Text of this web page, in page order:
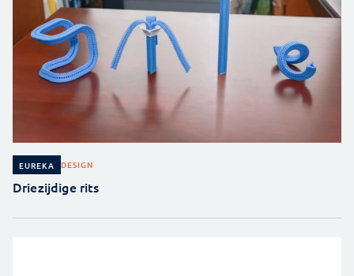
EUREKA DESIGN
Driezijdige rits